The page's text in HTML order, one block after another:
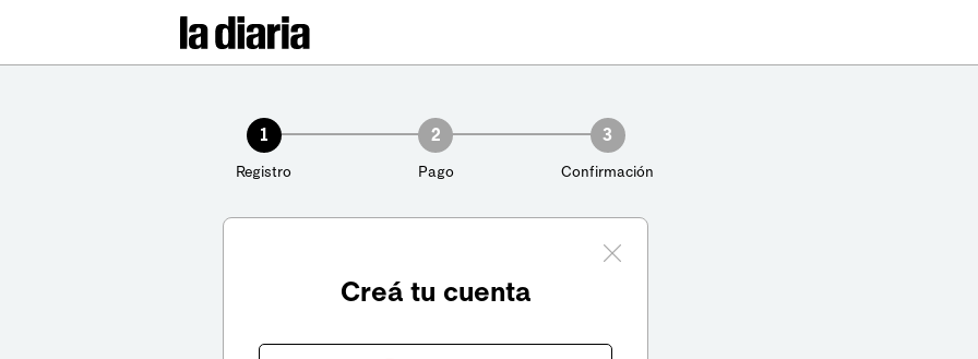
1
Registro
2
Pago
3
Confirmación
Creá tu cuenta